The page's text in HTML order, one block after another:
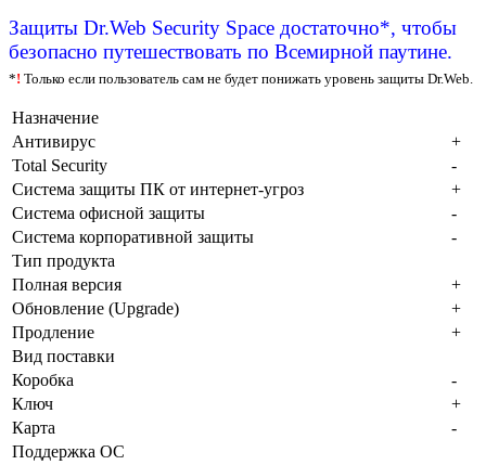
Защиты Dr.Web Security Space достаточно*, чтобы
безопасно путешествовать по Всемирной паутине.
*! Только если пользователь сам не будет понижать уровень защиты Dr.Web.
Назначение
Антивирус
+
Total Security
-
Система защиты ПК от интернет-угроз
+
Система офисной защиты
-
Система корпоративной защиты
-
Тип продукта
Полная версия
+
Обновление (Upgrade)
+
Продление
+
Вид поставки
Коробка
-
Ключ
+
Карта
-
Поддержка ОС